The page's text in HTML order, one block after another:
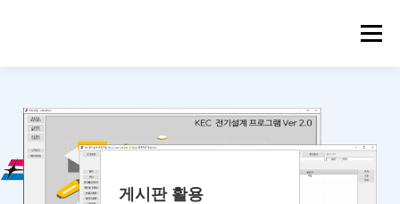
메뉴
게시판 활용